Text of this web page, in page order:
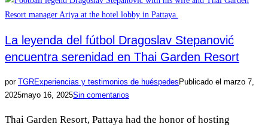
La leyenda del fútbol Dragoslav Stepanović
encuentra serenidad en Thai Garden Resort
por TGRExperiencias y testimonios de huéspedesPublicado el marzo 7,
2025mayo 16, 2025Sin comentarios
Thai Garden Resort, Pattaya had the honor of hosting